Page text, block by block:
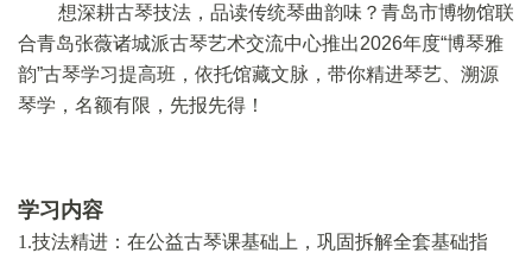
搜索
搜索
想深耕古琴技法，品读传统琴曲韵味？青岛市博物馆联
合青岛张薇诸城派古琴艺术交流中心推出2026年度“博琴雅
韵”古琴学习提高班，依托馆藏文脉，带你精进琴艺、溯源
琴学，名额有限，先报先得！
学习内容
1.技法精进：在公益古琴课基础上，巩固拆解全套基础指